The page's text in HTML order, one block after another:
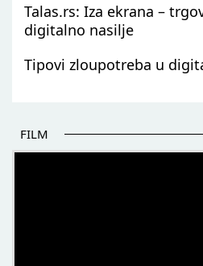
Talas.rs: Iza ekrana –
digitalno nasilje
Tipovi zloupotreba u
FILM